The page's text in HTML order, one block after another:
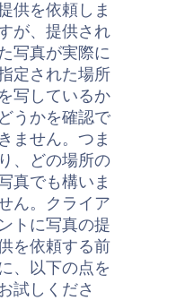
供を依頼しま
が、提供され
写真が実際に
定された場所
を写しているか
どうかを確認で
きません。つま
り、どの場所の
真でも構いま
ん。
クライア
ントに写真の提
を依頼する前
、以下の点を
試しくださ